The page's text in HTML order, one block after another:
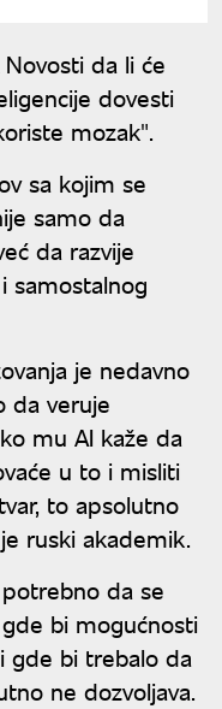
da li će
dovesti
mozak".
sa kojim se
samo da
da razvije
samostalnog
je nedavno
da veruje
mu AI kaže da
u to i misliti
to apsolutno
ruski akademik.
da se
bi mogućnosti
gde bi trebalo da
ne dozvoljava.